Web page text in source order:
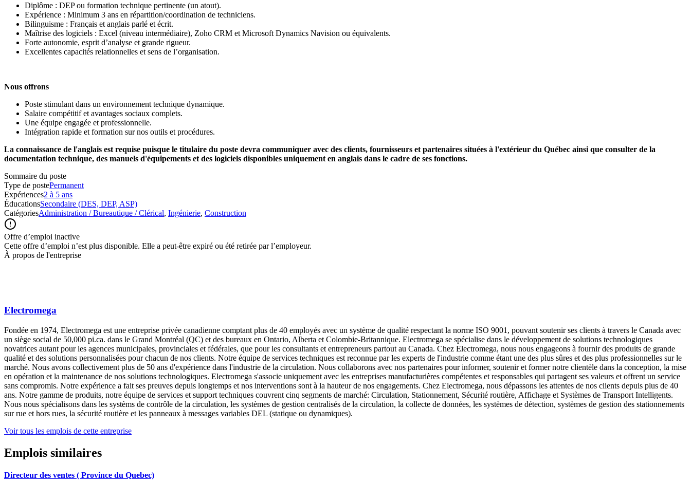
Diplôme : DEP ou formation technique pertinente (un atout).
Expérience : Minimum 3 ans en répartition/coordination de techniciens.
Bilinguisme : Français et anglais parlé et écrit.
Maîtrise des logiciels : Excel (niveau intermédiaire), Zoho CRM et Microsoft Dynamics Navision ou équivalents.
Forte autonomie, esprit d’analyse et grande rigueur.
Excellentes capacités relationnelles et sens de l’organisation.
Nous offrons
Poste stimulant dans un environnement technique dynamique.
Salaire compétitif et avantages sociaux complets.
Une équipe engagée et professionnelle.
Intégration rapide et formation sur nos outils et procédures.
La connaissance de l'anglais est requise puisque le titulaire du poste devra communiquer avec des clients, fournisseurs et partenaires situées à l'extérieur du Québec ainsi que consulter de la
documentation technique, des manuels d'équipements et des logiciels disponibles uniquement en anglais dans le cadre de ses fonctions.
Sommaire du poste
Type de postePermanent
Expériences2 à 5 ans
ÉducationsSecondaire (DES, DEP, ASP)
CatégoriesAdministration / Bureautique / Clérical, Ingénierie, Construction
Offre d’emploi inactive
Cette offre d’emploi n’est plus disponible. Elle a peut-être expiré ou été retirée par l’employeur.
À propos de l'entreprise
Electromega
Fondée en 1974, Electromega est une entreprise privée canadienne comptant plus de 40 employés avec un système de qualité respectant la norme ISO 9001, pouvant soutenir ses clients à travers le Canada avec
un siège social de 50,000 pi.ca. dans le Grand Montréal (QC) et des bureaux en Ontario, Alberta et Colombie-Britannique. Electromega se spécialise dans le développement de solutions technologiques
novatrices autant pour les agences municipales, provinciales et fédérales, que pour les consultants et entrepreneurs partout au Canada. Chez Electromega, nous nous engageons à fournir des produits de grande
qualité et des solutions personnalisées pour chacun de nos clients. Notre équipe de services techniques est reconnue par les experts de l'industrie comme étant une des plus sûres et des plus professionnelles sur le
marché. Nous avons collectivement plus de 50 ans d'expérience dans l'industrie de la circulation. Nous collaborons avec nos partenaires pour informer, soutenir et former notre clientèle dans la conception, la mise
en opération et la maintenance de nos solutions technologiques. Electromega s'associe uniquement avec les entreprises manufacturières compétentes et responsables qui partagent ses valeurs et offrent un service
sans compromis. Notre expérience a fait ses preuves depuis longtemps et nos interventions sont à la hauteur de nos engagements. Chez Electromega, nous dépassons les attentes de nos clients depuis plus de 40
ans. Notre gamme de produits, notre équipe de services et support techniques couvrent cinq segments de marché: Circulation, Stationnement, Sécurité routière, Affichage et Systèmes de Transport Intelligents.
Nous nous spécialisons dans les systèms de contrôle de la circulation, les systèmes de gestion centralisés de la circulation, la collecte de données, les systèmes de détection, systèmes de gestion des stationnements
sur rue et hors rues, la sécurité routière et les panneaux à messages variables DEL (statique ou dynamiques).
Voir tous les emplois de cette entreprise
Emplois similaires
Directeur des ventes ( Province du Quebec)